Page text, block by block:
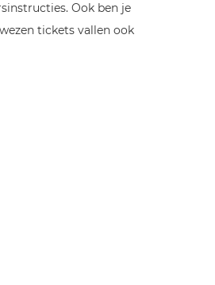
Ook ben je
tickets vallen ook